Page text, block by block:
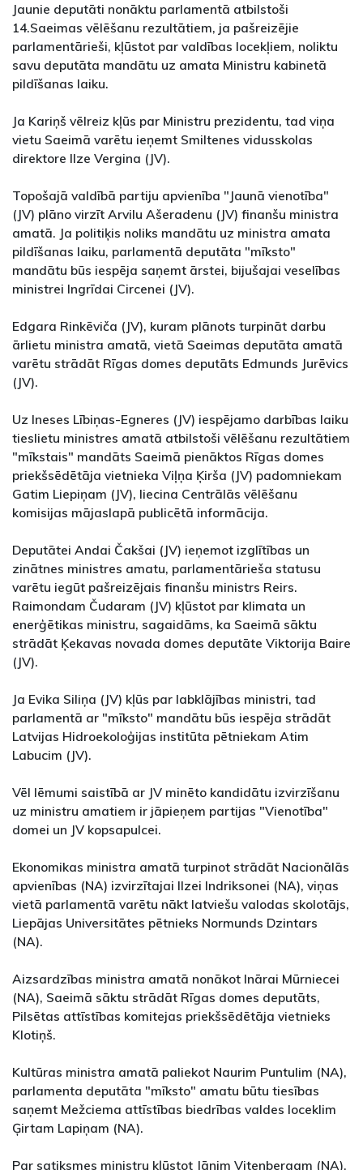
Jaunie deputāti nonāktu parlamentā atbilstoši
14.Saeimas vēlēšanu rezultātiem, ja pašreizējie
parlamentārieši, kļūstot par valdības locekļiem, noliktu
savu deputāta mandātu uz amata Ministru kabinetā
pildīšanas laiku.
Ja Kariņš vēlreiz kļūs par Ministru prezidentu, tad viņa
vietu Saeimā varētu ieņemt Smiltenes vidusskolas
direktore Ilze Vergina (JV).
Topošajā valdībā partiju apvienība "Jaunā vienotība"
(JV) plāno virzīt Arvilu Ašeradenu (JV) finanšu ministra
amatā. Ja politiķis noliks mandātu uz ministra amata
pildīšanas laiku, parlamentā deputāta "mīksto"
mandātu būs iespēja saņemt ārstei, bijušajai veselības
ministrei Ingrīdai Circenei (JV).
Edgara Rinkēviča (JV), kuram plānots turpināt darbu
ārlietu ministra amatā, vietā Saeimas deputāta amatā
varētu strādāt Rīgas domes deputāts Edmunds Jurēvics
(JV).
Uz Ineses Lībiņas-Egneres (JV) iespējamo darbības laiku
tieslietu ministres amatā atbilstoši vēlēšanu rezultātiem
"mīkstais" mandāts Saeimā pienāktos Rīgas domes
priekšsēdētāja vietnieka Viļņa Ķirša (JV) padomniekam
Gatim Liepiņam (JV), liecina Centrālās vēlēšanu
komisijas mājaslapā publicētā informācija.
Deputātei Andai Čakšai (JV) ieņemot izglītības un
zinātnes ministres amatu, parlamentārieša statusu
varētu iegūt pašreizējais finanšu ministrs Reirs.
Raimondam Čudaram (JV) kļūstot par klimata un
enerģētikas ministru, sagaidāms, ka Saeimā sāktu
strādāt Ķekavas novada domes deputāte Viktorija Baire
(JV).
Ja Evika Siliņa (JV) kļūs par labklājības ministri, tad
parlamentā ar "mīksto" mandātu būs iespēja strādāt
Latvijas Hidroekoloģijas institūta pētniekam Atim
Labucim (JV).
Vēl lēmumi saistībā ar JV minēto kandidātu izvirzīšanu
uz ministru amatiem ir jāpieņem partijas "Vienotība"
domei un JV kopsapulcei.
Ekonomikas ministra amatā turpinot strādāt Nacionālās
apvienības (NA) izvirzītajai Ilzei Indriksonei (NA), viņas
vietā parlamentā varētu nākt latviešu valodas skolotājs,
Liepājas Universitātes pētnieks Normunds Dzintars
(NA).
Aizsardzības ministra amatā nonākot Inārai Mūrniecei
(NA), Saeimā sāktu strādāt Rīgas domes deputāts,
Pilsētas attīstības komitejas priekšsēdētāja vietnieks
Klotiņš.
Kultūras ministra amatā paliekot Naurim Puntulim (NA),
parlamenta deputāta "mīksto" amatu būtu tiesības
saņemt Mežciema attīstības biedrības valdes loceklim
Ģirtam Lapiņam (NA).
Par satiksmes ministru kļūstot Jānim Vitenbergam (NA),